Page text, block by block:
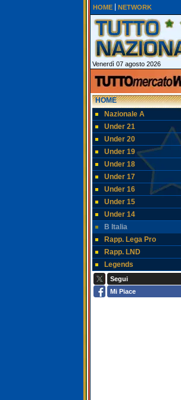
HOME NETWORK
Venerdì 07 agosto 2026
HOME
Nazionale A
Under 21
Under 20
Under 19
Under 18
Under 17
Under 16
Under 15
Under 14
B Italia
Rapp. Lega Pro
Rapp. LND
Legends
Segui
Mi Piace